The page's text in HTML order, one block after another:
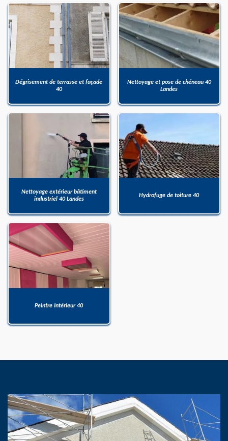
Dégrisement de terrasse et façade
40
Nettoyage et pose de chéneau 40
Landes
Nettoyage extérieur bâtiment
industriel 40 Landes
Hydrofuge de toiture 40
Peintre Intérieur 40